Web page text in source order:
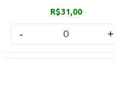
R$31,00
- +